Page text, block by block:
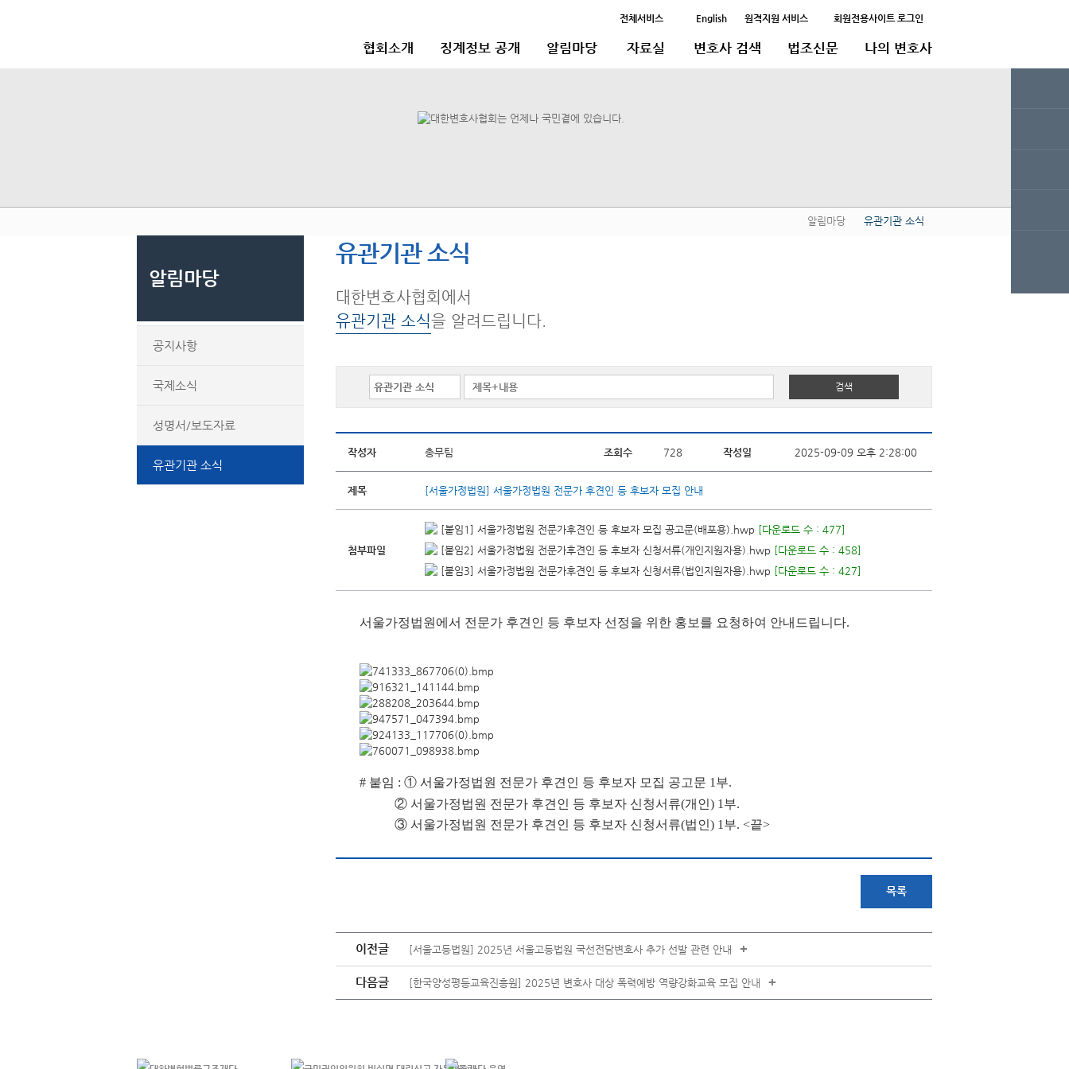
전체서비스 English 원격지원 서비스 회원전용사이트 로그인
협회소개 징계정보 공개 알림마당 자료실 변호사 검색 법조신문 나의 변호사
알림마당 유관기관 소식
알림마당
공지사항
국제소식
성명서/보도자료
유관기관 소식
유관기관 소식
대한변호사협회에서
유관기관 소식을 알려드립니다.
작성자 총무팀 조회수 728 작성일 2025-09-09 오후 2:28:00
제목 [서울가정법원] 서울가정법원 전문가 후견인 등 후보자 모집 안내
첨부파일
[붙임1] 서울가정법원 전문가후견인 등 후보자 모집 공고문(배포용).hwp [다운로드 수 : 477]
[붙임2] 서울가정법원 전문가후견인 등 후보자 신청서류(개인지원자용).hwp [다운로드 수 : 458]
[붙임3] 서울가정법원 전문가후견인 등 후보자 신청서류(법인지원자용).hwp [다운로드 수 : 427]
서울가정법원에서 전문가 후견인 등 후보자 선정을 위한 홍보를 요청하여 안내드립니다.
# 붙임 : ① 서울가정법원 전문가 후견인 등 후보자 모집 공고문 1부.
② 서울가정법원 전문가 후견인 등 후보자 신청서류(개인) 1부.
③ 서울가정법원 전문가 후견인 등 후보자 신청서류(법인) 1부. <끝>
목록
이전글 [서울고등법원] 2025년 서울고등법원 국선전담변호사 추가 선발 관련 안내 +
다음글 [한국양성평등교육진흥원] 2025년 변호사 대상 폭력예방 역량강화교육 모집 안내 +